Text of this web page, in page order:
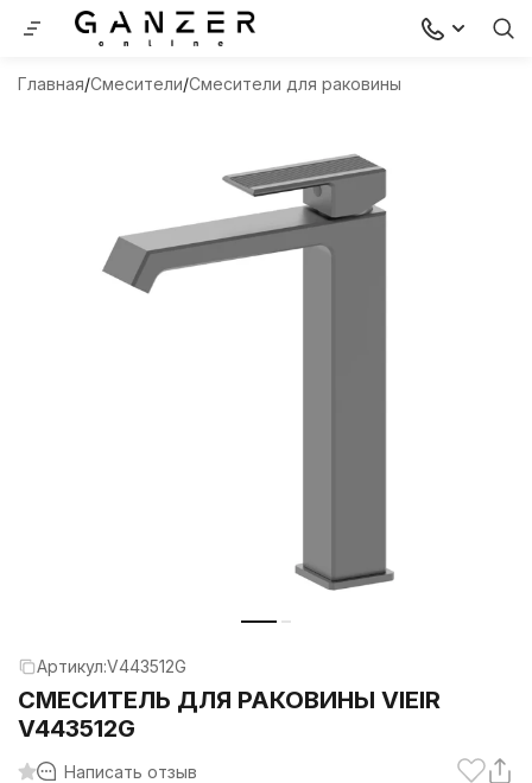
Главная Смесители Смесители для раковины
Артикул:V443512G
СМЕСИТЕЛЬ ДЛЯ РАКОВИНЫ VIEIR
V443512G
Написать отзыв